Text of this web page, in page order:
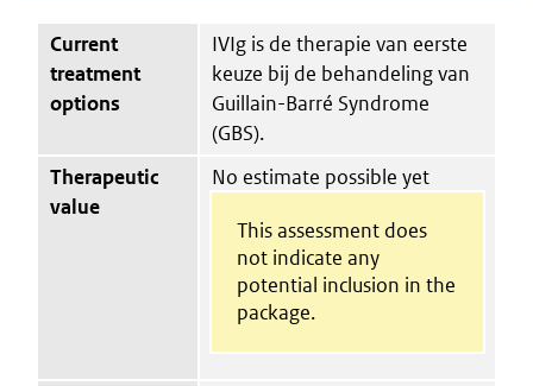
Current
treatment
options
IVIg is de therapie van eerste
keuze bij de behandeling van
Guillain-Barré Syndrome
(GBS).
Therapeutic
value
No estimate possible yet
This assessment does
not indicate any
potential inclusion in the
package.